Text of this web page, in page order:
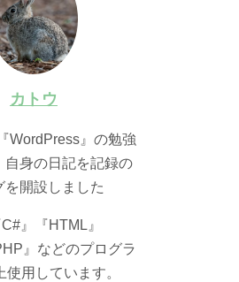
カトウ
WordPress』の勉強
自身の日記を記録の
を開設しました
』『HTML』
』などのプログラ
使用しています。